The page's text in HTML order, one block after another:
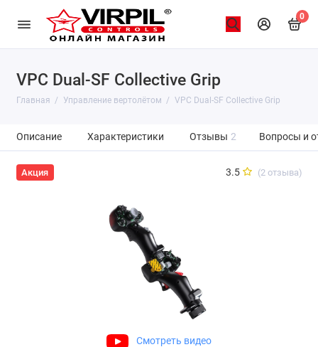
0
VPC Dual-SF Collective Grip
Главная Управление вертолётом VPC Dual-SF Collective Grip
Описание Характеристики Отзывы 2 Вопросы и
Акция 3.5 (2 отзыва)
Смотреть видео